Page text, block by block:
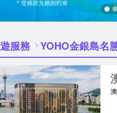
服務 YOHO金銀島名